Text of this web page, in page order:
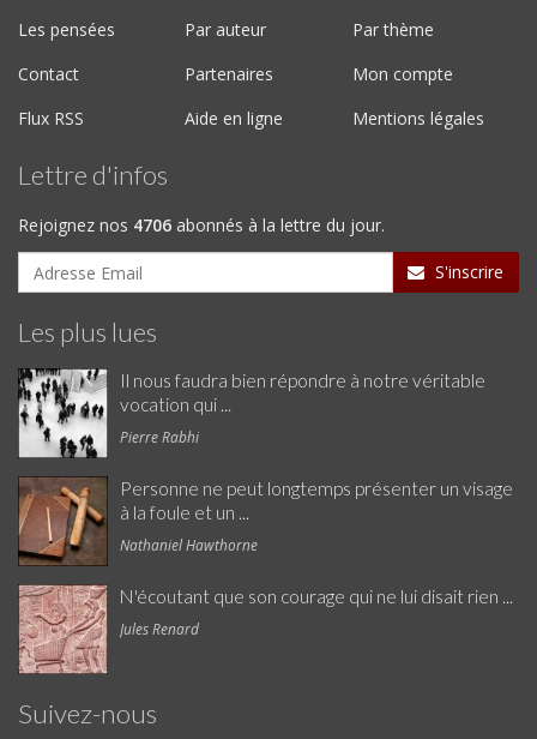
Les pensées
Par auteur
Par thème
Contact
Partenaires
Mon compte
Flux RSS
Aide en ligne Mentions légales
Lettre d'infos
Rejoignez nos 4706 abonnés à la lettre du jour.
S'inscrire
Les plus lues
Il nous faudra bien répondre à notre véritable
vocation qui ...
Pierre Rabhi
Personne ne peut longtemps présenter un visage
à la foule et un ...
Nathaniel Hawthorne
N'écoutant que son courage qui ne lui disait rien ...
Jules Renard
Suivez-nous